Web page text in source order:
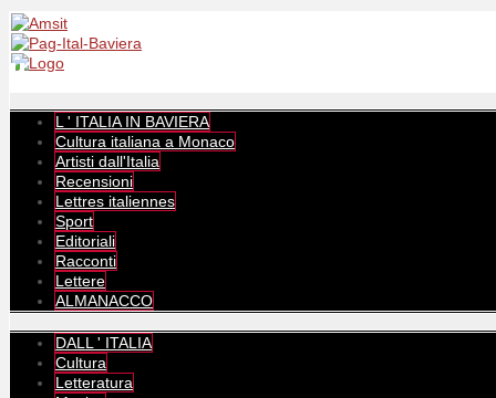
L ' ITALIA IN BAVIERA
Cultura italiana a Monaco
Artisti dall'Italia
Recensioni
Lettres italiennes
Sport
Editoriali
Racconti
Lettere
ALMANACCO
DALL ' ITALIA
Cultura
Letteratura